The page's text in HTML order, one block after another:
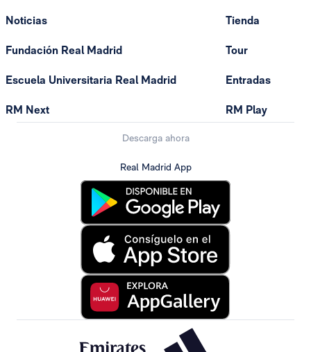
Noticias
Fundación Real Madrid
Escuela Universitaria Real Madrid
RM Next
Tienda
Tour
Entradas
RM Play
Descarga ahora
Real Madrid App